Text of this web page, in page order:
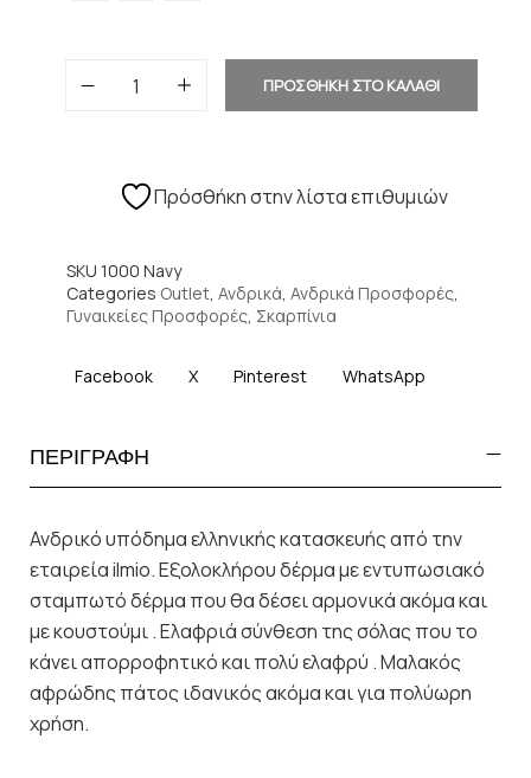
ΠΡΟΣΘΗΚΗ ΣΤΟ ΚΑΛΑΘΙ
Πρόσθήκη στην λίστα επιθυμιών
SKU 1000 Navy
Categories Outlet Ανδρικά Ανδρικά Προσφορές
Γυναικείες Προσφορές Σκαρπίνια
Facebook X Pinterest WhatsApp
ΠΕΡΙΓΡΑΦΗ
Ανδρικό υπόδημα ελληνικής κατασκευής από την
εταιρεία ilmio. Εξολοκλήρου δέρμα με εντυπωσιακό
σταμπωτό δέρμα που θα δέσει αρμονικά ακόμα και
με κουστούμι . Ελαφριά σύνθεση της σόλας που το
κάνει απορροφητικό και πολύ ελαφρύ . Μαλακός
αφρώδης πάτος ιδανικός ακόμα και για πολύωρη
χρήση.